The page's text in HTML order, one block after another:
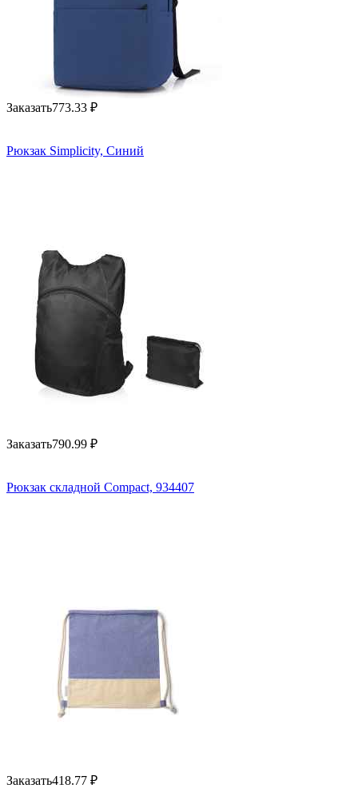
Заказать773.33 ₽
Рюкзак Simplicity, Синий
Заказать790.99 ₽
Рюкзак складной Compact, 934407
Заказать418.77 ₽